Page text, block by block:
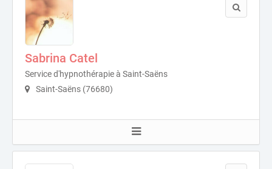
Sabrina Catel
Service d'hypnothérapie à Saint-Saëns
Saint-Saëns (76680)